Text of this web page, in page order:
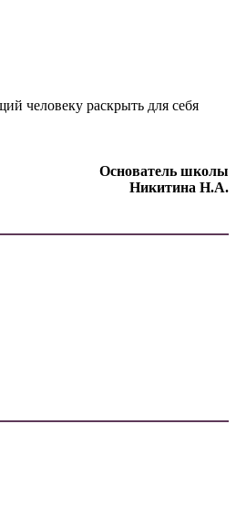
человеку раскрыть для себя
Основатель школы
Никитина Н.А.